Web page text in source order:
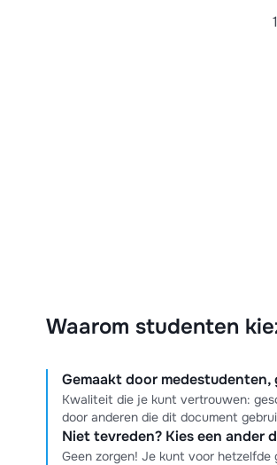
1
Waarom studenten
Gemaakt door
Kwaliteit die je kunt vertrouwen:
door anderen die dit document
Niet tevreden? Kies een ander
Geen zorgen! Je kunt voor